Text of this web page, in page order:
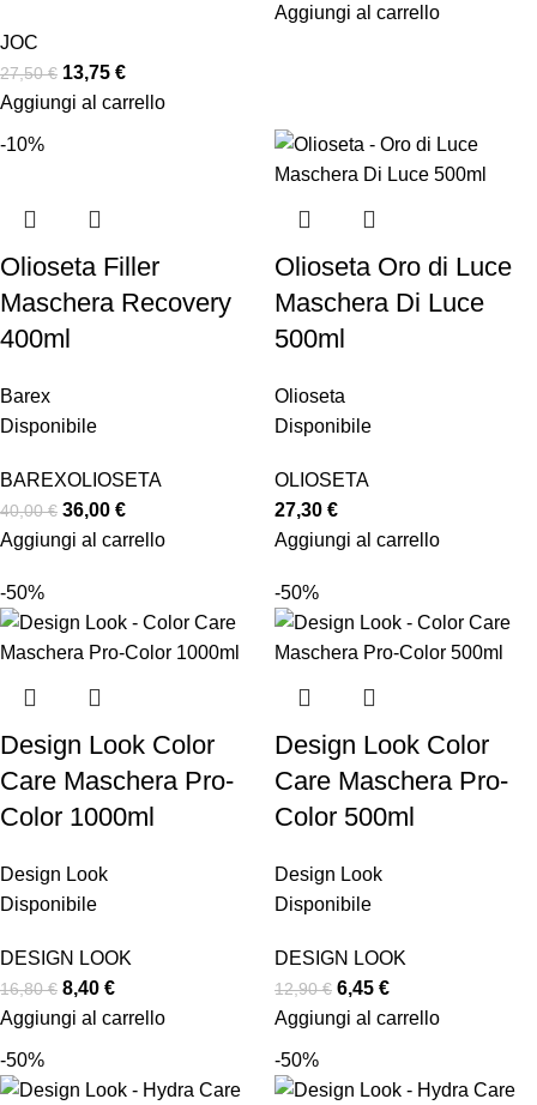
JOC
27,50€ 13,75 €
Aggiungi al carrello
Aggiungi al carrello
-10%
Olioseta Filler
Maschera Recovery
400ml
Barex
Disponibile
BAREXOLIOSETA
40,00€ 36,00 €
Aggiungi al carrello
Olioseta Oro di Luce
Maschera Di Luce
500ml
Olioseta
Disponibile
OLIOSETA
27,30 €
Aggiungi al carrello
-50%
Design Look Color
Care Maschera Pro-
Color 1000ml
Design Look
Disponibile
DESIGN LOOK
16,80€ 8,40 €
Aggiungi al carrello
-50%
Design Look Color
Care Maschera Pro-
Color 500ml
Design Look
Disponibile
DESIGN LOOK
12,90€ 6,45 €
Aggiungi al carrello
-50% -50%